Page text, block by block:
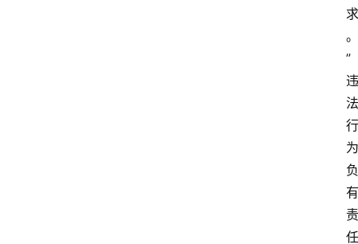
求
。
”
违
法
行
为
负
有
责
任